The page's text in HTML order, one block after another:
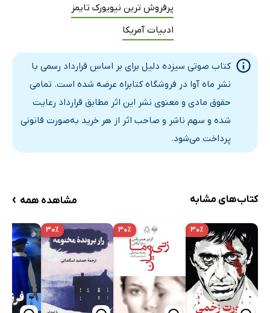
پرفروش ترین نیویورک تایمز
ادبیات آمریکا
کتاب صوتی سیزده دلیل برای بر اساس قرارداد رسمی با
نشر ماه آوا در فروشگاه کتابراه عرضه شده است. تمامی
حقوق مادی و معنوی نشر این اثر مطابق قرارداد رعایت
شده و سهم ناشر و صاحب اثر از هر خرید به‌صورت قانونی
پرداخت می‌شود.
کتاب‌های مشابه مشاهده همه ›
۳۰٪ ۳۰٪ ۳۰٪